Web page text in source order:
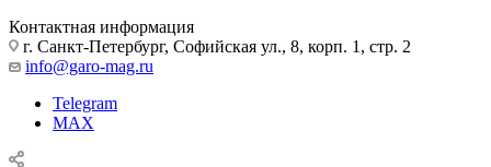
Контактная информация
г. Санкт-Петербург, Софийская ул., 8, корп. 1, стр. 2
info@garo-mag.ru
Telegram
MAX